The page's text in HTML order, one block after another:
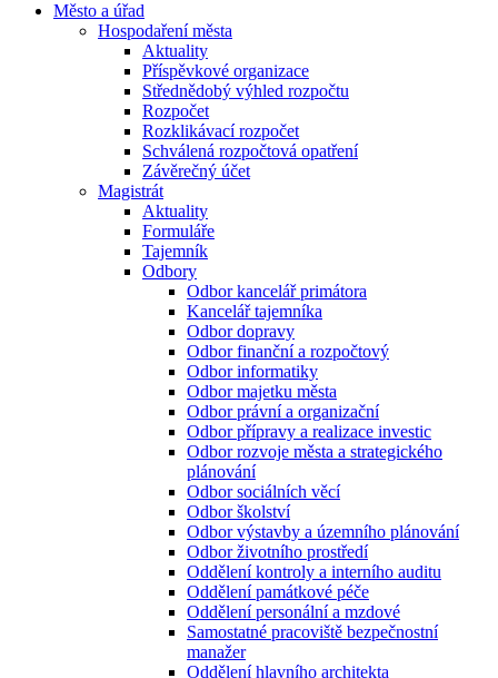
Město a úřad
Hospodaření města
Aktuality
Příspěvkové organizace
Střednědobý výhled rozpočtu
Rozpočet
Rozklikávací rozpočet
Schválená rozpočtová opatření
Závěrečný účet
Magistrát
Aktuality
Formuláře
Tajemník
Odbory
Odbor kancelář primátora
Kancelář tajemníka
Odbor dopravy
Odbor finanční a rozpočtový
Odbor informatiky
Odbor majetku města
Odbor právní a organizační
Odbor přípravy a realizace investic
Odbor rozvoje města a strategického
plánování
Odbor sociálních věcí
Odbor školství
Odbor výstavby a územního plánování
Odbor životního prostředí
Oddělení kontroly a interního auditu
Oddělení památkové péče
Oddělení personální a mzdové
Samostatné pracoviště bezpečnostní
manažer
Oddělení hlavního architekta